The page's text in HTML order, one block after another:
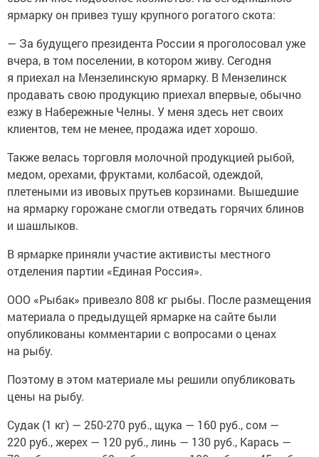
ярмарку он привез тушу крупного рогатого скота:
— За будущего президента России я проголосовал уже
вчера, в том поселении, в котором живу. Сегодня
я приехал на Мензелинскую ярмарку. В Мензелинск
продавать свою продукцию приехал впервые, обычно
езжу в Набережные Челны. У меня здесь нет своих
клиентов, тем не менее, продажа идет хорошо.
Также велась торговля молочной продукцией рыбой,
медом, орехами, фруктами, колбасой, одеждой,
плетеными из ивовых прутьев корзинами. Вышедшие
на ярмарку горожане смогли отведать горячих блинов
и шашлыков.
В ярмарке приняли участие активисты местного
отделения партии «Единая Россия».
ООО «Рыбак» привезло 808 кг рыбы. После размещения
материала о предыдущей ярмарке на сайте были
опубликованы комментарии с вопросами о ценах
на рыбу.
Поэтому в этом материале мы решили опубликовать
цены на рыбу.
Судак (1 кг) — 250-270 руб., щука — 160 руб., сом —
220 руб., жерех — 120 руб., линь — 130 руб., Карась —